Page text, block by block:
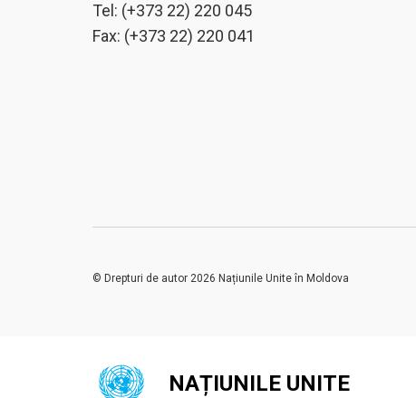
Tel: (+373 22) 220 045
Fax: (+373 22) 220 041
© Drepturi de autor 2026 Națiunile Unite în Moldova
NAȚIUNILE UNITE